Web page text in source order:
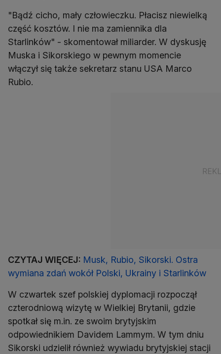
"Bądź cicho, mały człowieczku. Płacisz niewielką
część kosztów. I nie ma zamiennika dla
Starlinków" - skomentował miliarder. W dyskusję
Muska i Sikorskiego w pewnym momencie
włączył się także sekretarz stanu USA Marco
Rubio.
CZYTAJ WIĘCEJ: Musk, Rubio, Sikorski. Ostra
wymiana zdań wokół Polski, Ukrainy i Starlinków
W czwartek szef polskiej dyplomacji rozpoczął
czterodniową wizytę w Wielkiej Brytanii, gdzie
spotkał się m.in. ze swoim brytyjskim
odpowiednikiem Davidem Lammym. W tym dniu
Sikorski udzielił również wywiadu brytyjskiej stacji